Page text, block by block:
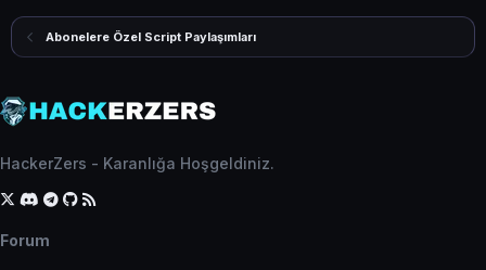
Abonelere Özel Script Paylaşımları
HackerZers - Karanlığa Hoşgeldiniz.
Forum